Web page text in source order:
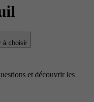
à choisir
et découvrir les